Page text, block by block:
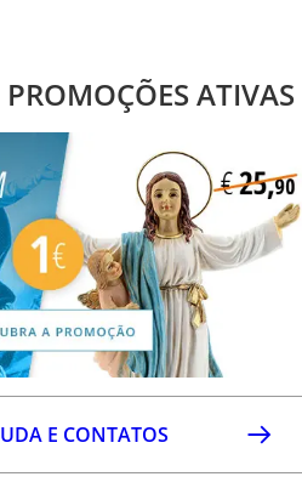
ATIVAS
E CONTATOS